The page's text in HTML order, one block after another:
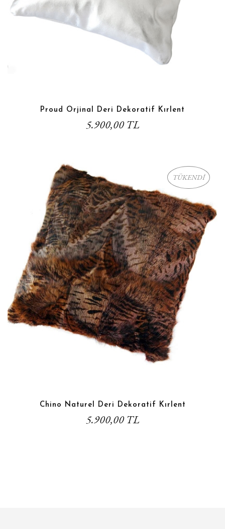
Proud Orjinal Deri Dekoratif Kırlent
5.900,00 TL
TÜKENDİ
Chino Naturel Deri Dekoratif Kırlent
5.900,00 TL